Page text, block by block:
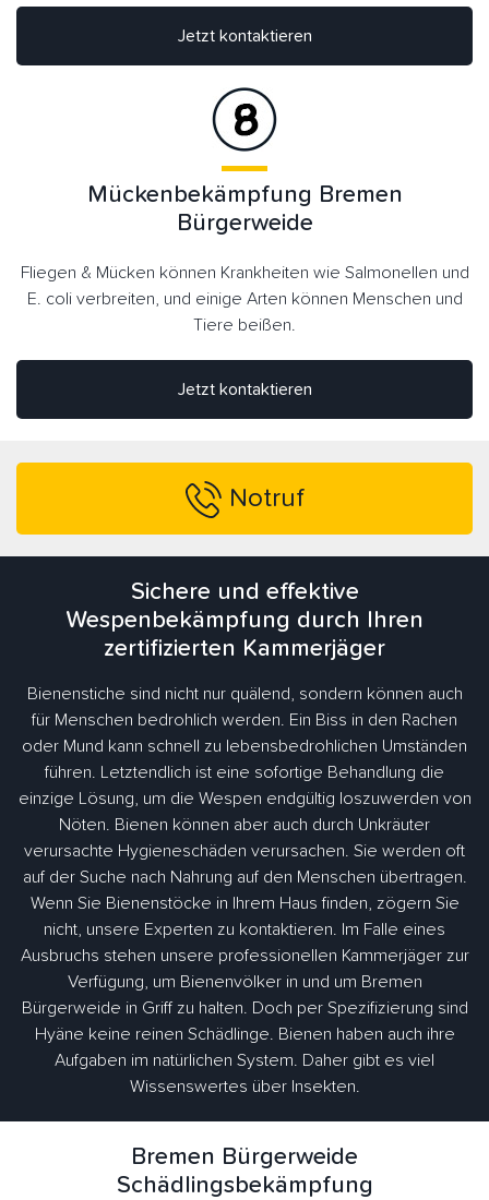
Jetzt kontaktieren
Jetzt kontaktieren
Mückenbekämpfung Bremen
Bürgerweide
Fliegen & Mücken können Krankheiten wie Salmonellen und
E. coli verbreiten, und einige Arten können Menschen und
Tiere beißen.
Notruf
Sichere und effektive
Wespenbekämpfung durch Ihren
zertifizierten Kammerjäger
Bienenstiche sind nicht nur quälend, sondern können auch
für Menschen bedrohlich werden. Ein Biss in den Rachen
oder Mund kann schnell zu lebensbedrohlichen Umständen
führen. Letztendlich ist eine sofortige Behandlung die
einzige Lösung, um die Wespen endgültig loszuwerden von
Nöten. Bienen können aber auch durch Unkräuter
verursachte Hygieneschäden verursachen. Sie werden oft
auf der Suche nach Nahrung auf den Menschen übertragen.
Wenn Sie Bienenstöcke in Ihrem Haus finden, zögern Sie
nicht, unsere Experten zu kontaktieren. Im Falle eines
Ausbruchs stehen unsere professionellen Kammerjäger zur
Verfügung, um Bienenvölker in und um Bremen
Bürgerweide in Griff zu halten. Doch per Spezifizierung sind
Hyäne keine reinen Schädlinge. Bienen haben auch ihre
Aufgaben im natürlichen System. Daher gibt es viel
Wissenswertes über Insekten.
Bremen Bürgerweide
Schädlingsbekämpfung